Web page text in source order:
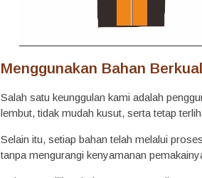
Menggunakan Bahan
Salah satu keunggulan kami adalah
lembut, tidak mudah kusut, serta tetap
Selain itu, setiap bahan telah melalui
tanpa mengurangi kenyamanan